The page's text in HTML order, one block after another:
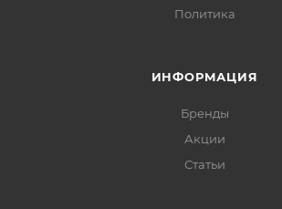
Политика
ИНФОРМАЦИЯ
Бренды
Акции
Статьи